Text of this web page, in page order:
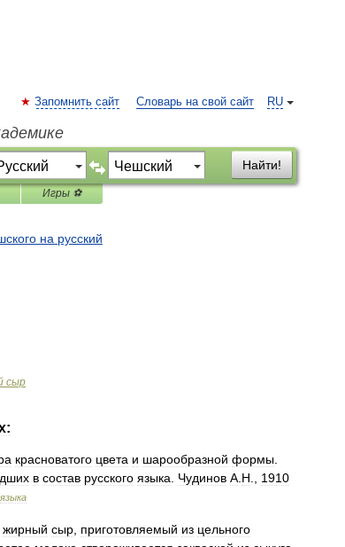
RU
Запомнить сайт Словарь на свой сайт
Найти!
Игры ⚽
на русский
сыр
красноватого цвета и шарообразной формы
в состав русского языка Чудинов А Н
1910
языка
жирный сыр приготовляемый из цельного